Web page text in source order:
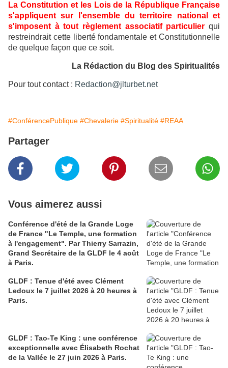
La Constitution et les Lois de la République Française
s'appliquent sur l'ensemble du territoire national et
s'imposent à tout règlement associatif particulier qui
restreindrait cette liberté fondamentale et Constitutionnelle
de quelque façon que ce soit.
La Rédaction du Blog des Spiritualités
Pour tout contact : Redaction@jlturbet.net
#ConférencePublique #Chevalerie #Spiritualité #REAA
Partager
Vous aimerez aussi
Conférence d'été de la Grande Loge
de France "Le Temple, une formation
à l'engagement". Par Thierry Sarrazin,
Grand Secrétaire de la GLDF le 4 août
à Paris.
GLDF : Tenue d'été avec Clément
Ledoux le 7 juillet 2026 à 20 heures à
Paris.
GLDF : Tao-Te King : une conférence
exceptionnelle avec Élisabeth Rochat
de la Vallée le 27 juin 2026 à Paris.